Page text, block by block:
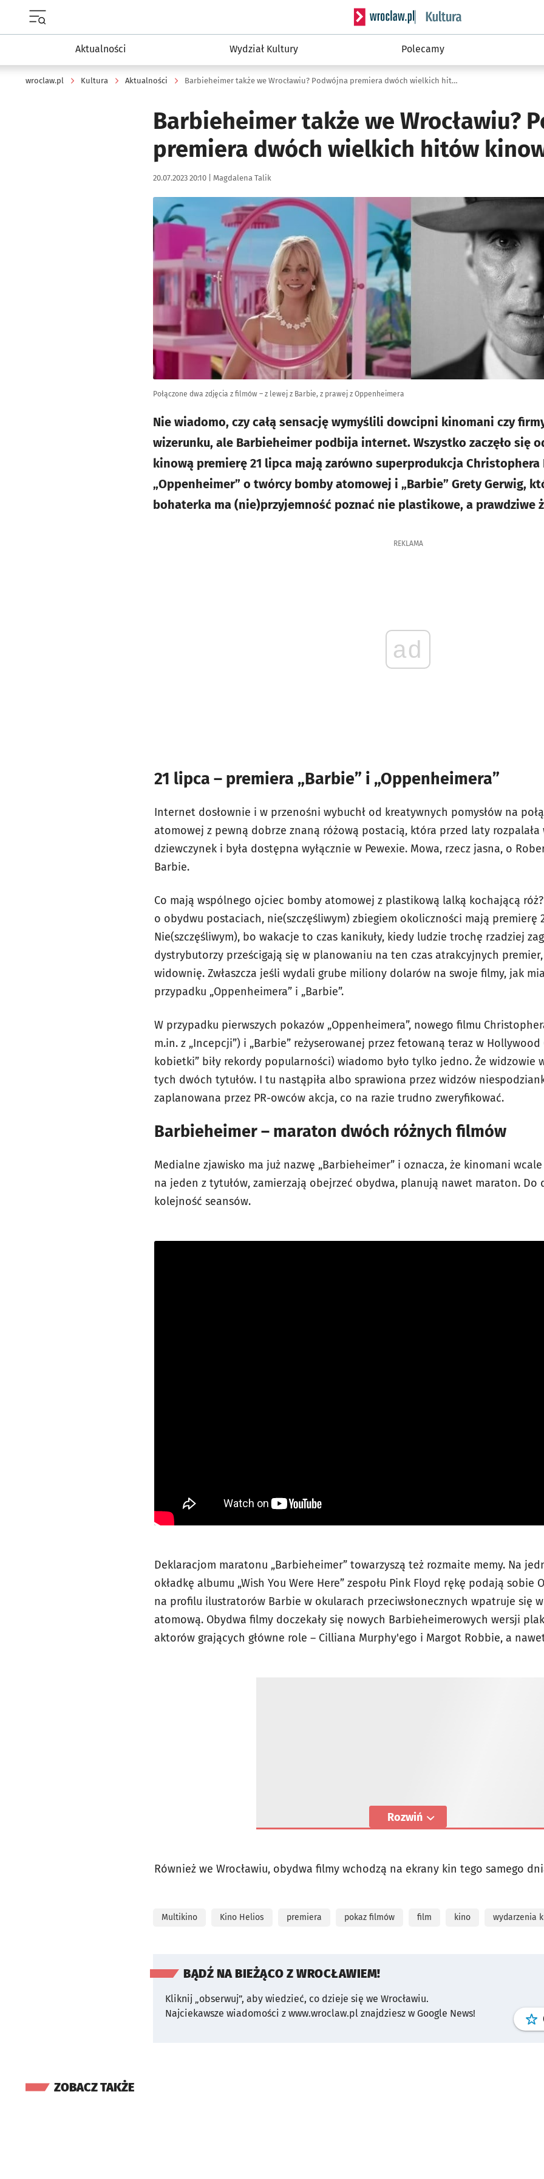
Serwis informacyjny wroclaw.pl podserwis:
Aktualności Wydział Kultury Polecamy
wroclaw.pl Kultura Aktualności Barbieheimer także we Wrocławiu? Podwójna premiera dwóch wielkich hitów kinowych
Barbieheimer także we Wrocławiu?
premiera dwóch wielkich hitów
Data publikacji:
20.07.2023 20:10 | Autor:
Magdalena Talik
Kliknij, aby powiększyć
Połączone dwa zdjęcia z filmów – z lewej z Barbie, z prawej z Oppenheimera
Nie wiadomo, czy całą sensację wymyślili dowcipni kinomani czy
wizerunku, ale Barbieheimer podbija internet. Wszystko zaczęło się
kinową premierę 21 lipca mają zarówno superprodukcja Christophera
„Oppenheimer” o twórcy bomby atomowej i „Barbie” Grety Gerwig,
bohaterka ma (nie)przyjemność poznać nie plastikowe, a prawdziwe
REKLAMA
ad
21 lipca – premiera „Barbie” i „Oppenheimera”
Internet dosłownie i w przenośni wybuchł od kreatywnych pomysłów na
atomowej z pewną dobrze znaną różową postacią, która przed laty rozpalała
dziewczynek i była dostępna wyłącznie w Pewexie. Mowa, rzecz jasna, o
Barbie.
Co mają wspólnego ojciec bomby atomowej z plastikową lalką kochającą
o obydwu postaciach, nie(szczęśliwym) zbiegiem okoliczności mają premierę
Nie(szczęśliwym), bo wakacje to czas kanikuły, kiedy ludzie trochę rzadziej
dystrybutorzy prześcigają się w planowaniu na ten czas atrakcyjnych
widownię. Zwłaszcza jeśli wydali grube miliony dolarów na swoje filmy, jak
przypadku „Oppenheimera” i „Barbie”.
W przypadku pierwszych pokazów „Oppenheimera”, nowego filmu
m.in. z „Incepcji”) i „Barbie” reżyserowanej przez fetowaną teraz w Hollywood
kobietki” biły rekordy popularności) wiadomo było tylko jedno. Że widzowie
tych dwóch tytułów. I tu nastąpiła albo sprawiona przez widzów
zaplanowana przez PR-owców akcja, co na razie trudno zweryfikować.
Barbieheimer – maraton dwóch różnych filmów
Medialne zjawisko ma już nazwę „Barbieheimer” i oznacza, że kinomani
na jeden z tytułów, zamierzają obejrzeć obydwa, planują nawet maraton. Do
kolejność seansów.
Deklaracjom maratonu „Barbieheimer” towarzyszą też rozmaite memy. Na
okładkę albumu „Wish You Were Here” zespołu Pink Floyd rękę podają sobie
na profilu ilustratorów Barbie w okularach przeciwsłonecznych wpatruje się
atomową. Obydwa filmy doczekały się nowych Barbieheimerowych wersji
aktorów grających główne role – Cilliana Murphy'ego i Margot Robbie, a
Rozwiń
Również we Wrocławiu, obydwa filmy wchodzą na ekrany kin tego samego
Multikino Kino Helios premiera pokaz filmów film kino wydarzenia
BĄDŹ NA BIEŻĄCO Z WROCŁAWIEM!
Kliknij „obserwuj”, aby wiedzieć, co dzieje się we Wrocławiu.
Najciekawsze wiadomości z www.wroclaw.pl znajdziesz w Google News!
ZOBACZ TAKŻE